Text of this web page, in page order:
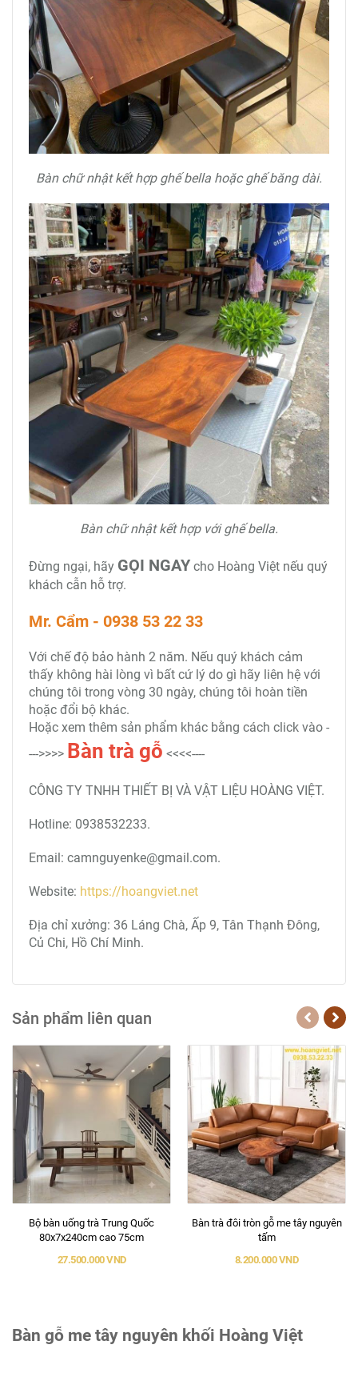
Bàn chữ nhật kết hợp ghế bella hoặc ghế băng dài.
Bàn chữ nhật kết hợp với ghế bella.
Đừng ngại, hãy GỌI NGAY cho Hoàng Việt nếu quý
khách cẫn hỗ trợ.
Mr. Cẩm - 0938 53 22 33
Với chế độ bảo hành 2 năm. Nếu quý khách cảm
thấy không hài lòng vì bất cứ lý do gì hãy liên hệ với
chúng tôi trong vòng 30 ngày, chúng tôi hoàn tiền
hoặc đổi bộ khác.
Hoặc xem thêm sản phẩm khác bằng cách click vào -
--->>>> Bàn trà gỗ <<<<----
CÔNG TY TNHH THIẾT BỊ VÀ VẬT LIỆU HOÀNG VIỆT.
Hotline: 0938532233.
Email: camnguyenke@gmail.com.
Website: https://hoangviet.net
Địa chỉ xưởng: 36 Láng Chà, Ấp 9, Tân Thạnh Đông,
Củ Chi, Hồ Chí Minh.
Sản phẩm liên quan
Bộ bàn uống trà Trung Quốc
80x7x240cm cao 75cm
27.500.000 VND
Bàn trà đôi tròn gỗ me tây nguyên
tấm
8.200.000 VND
Bàn gỗ me tây nguyên khối Hoàng Việt